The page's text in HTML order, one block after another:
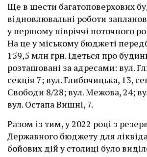
Ще в шести багатоповерхових
відновлювальні роботи
у першому півріччі поточного
На це у міському бюджеті
159,5 млн грн. Ідеться про
розташовані за адресами: вул.
секція 7; вул. Глибочицька, 13,
Свободи 8/28; вул. Межова, 24;
вул. Остапа Вишні, 7.
Разом із тим, у 2022 році з
Державного бюджету для
бойових дій у столиці було